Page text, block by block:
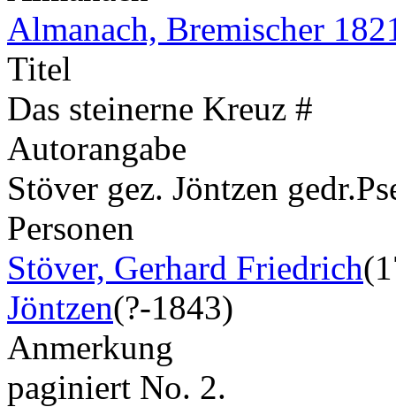
Almanach, Bremischer
Titel
Das steinerne Kreuz #
Autorangabe
Stöver gez. Jöntzen gedr.
Personen
Stöver, Gerhard Friedrich
Jöntzen(?-1843)
Anmerkung
paginiert No. 2.